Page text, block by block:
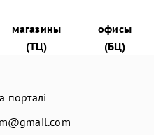
магазины
(ТЦ)
офисы
(БЦ)
порталі